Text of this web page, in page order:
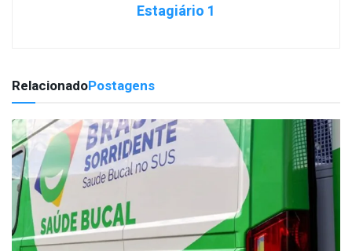
Estagiário 1
RelacionadoPostagens